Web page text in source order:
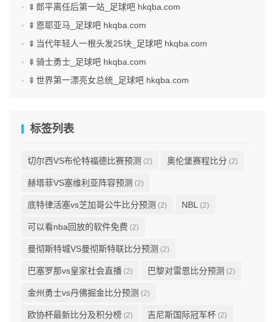
🍢郎平离任后第一站_足球吧 hkqba.com
🍢恩耶亚马_足球吧 hkqba.com
🍢当代年轻人一根头发25块_足球吧 hkqba.com
🍢骑士勇士_足球吧 hkqba.com
🍢世界第一漂亮女总统_足球吧 hkqba.com
标签列表
切尔西VS布伦特福德比赛预测 (2) 奥伦堡赛程比分 (2)
赫塔菲VS塞维利亚阵容预测 (2)
底特律活塞vs芝加哥公牛比分预测 (2) NBL (2)
可以看nba回放的软件免费 (2)
曼彻斯特城VS曼彻斯特联比分预测 (2)
巴塞罗那vs皇家社会直播 (2) 巴黎对雷恩比分预测 (2)
金州勇士vs丹佛掘金比分预测 (2)
欧协杯最新比分及积分榜 (2) 吉尼斯国际冠军杯 (2)